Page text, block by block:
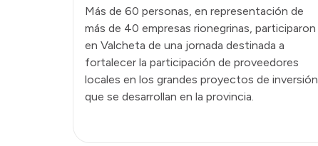
Más de 60 personas, en representación de
más de 40 empresas rionegrinas, participaron
en Valcheta de una jornada destinada a
fortalecer la participación de proveedores
locales en los grandes proyectos de inversión
que se desarrollan en la provincia.